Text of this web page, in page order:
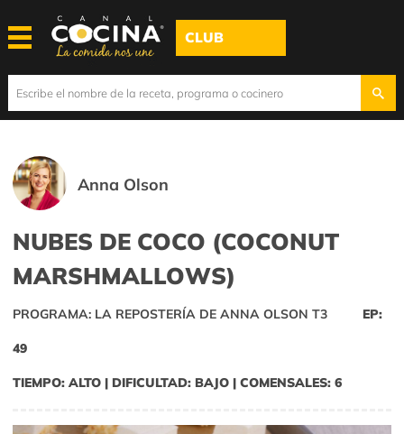
CLUB
Anna Olson
NUBES DE COCO (COCONUT
MARSHMALLOWS)
PROGRAMA: LA REPOSTERÍA DE ANNA OLSON T3 EP:
49
TIEMPO: ALTO | DIFICULTAD: BAJO | COMENSALES: 6